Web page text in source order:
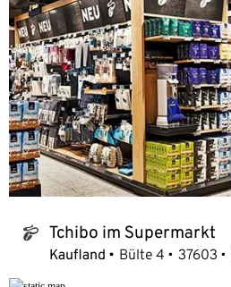
tchibo_logo Tchibo im Supermarkt
Kaufland Bülte 4 37603